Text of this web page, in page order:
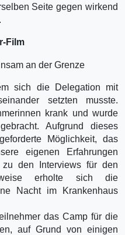
Seite gegen wirkend
Film
sich die Delegation mit
setzten musste.
krank und wurde
Aufgrund dieses
Möglichkeit, das
eigenen Erfahrungen
den Interviews für den
erholte sich die
Nacht im Krankenhaus
das Camp für die
auf Grund von einigen